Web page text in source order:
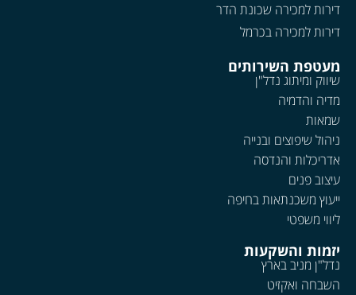
דירות למכירה שכונת הדר
דירות למכירה בכרמל
מעטפת השירותים
שיווק ומיתוג נדל"ן
מדיה והדמיה
שמאות
ניהול שיפוצים ובנייה
אדריכלות והנדסה
עיצוב פנים
ייעוץ משכנתאות בחיפה
ליווי משפטי
יזמות והשקעות
נדל"ן מניב בארץ
השבחה ואקזיט